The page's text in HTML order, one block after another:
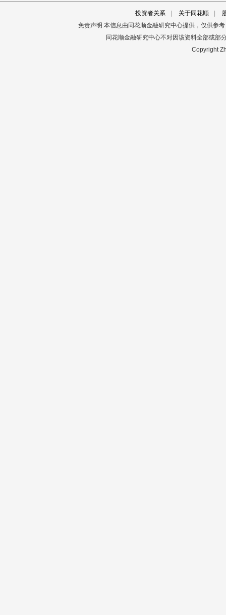
投资者关系 关于同花顺
免责声明:本信息由同花顺金融研究中心提供，仅供参
同花顺金融研究中心不对因该资料全部或部
Copyright